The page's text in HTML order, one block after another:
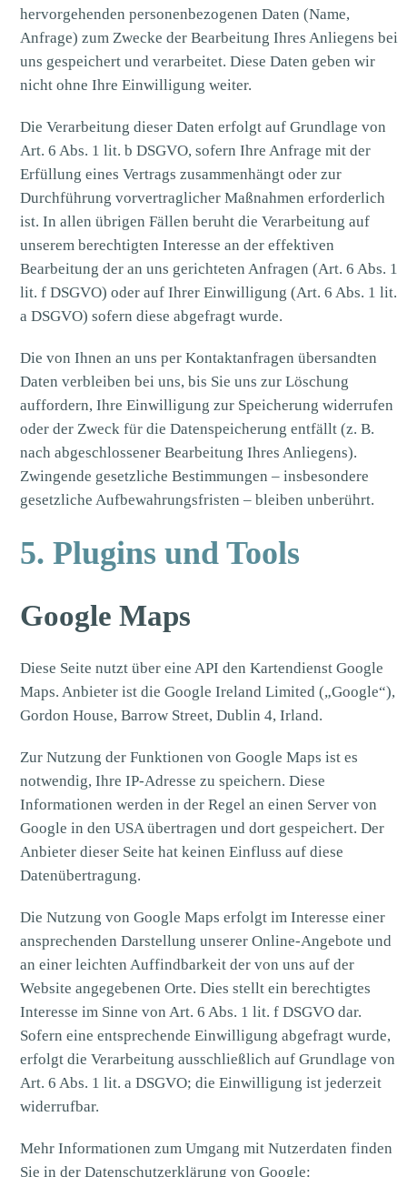
hervorgehenden personenbezogenen Daten (Name,
Anfrage) zum Zwecke der Bearbeitung Ihres Anliegens bei
uns gespeichert und verarbeitet. Diese Daten geben wir
nicht ohne Ihre Einwilligung weiter.
Die Verarbeitung dieser Daten erfolgt auf Grundlage von
Art. 6 Abs. 1 lit. b DSGVO, sofern Ihre Anfrage mit der
Erfüllung eines Vertrags zusammenhängt oder zur
Durchführung vorvertraglicher Maßnahmen erforderlich
ist. In allen übrigen Fällen beruht die Verarbeitung auf
unserem berechtigten Interesse an der effektiven
Bearbeitung der an uns gerichteten Anfragen (Art. 6 Abs. 1
lit. f DSGVO) oder auf Ihrer Einwilligung (Art. 6 Abs. 1 lit.
a DSGVO) sofern diese abgefragt wurde.
Die von Ihnen an uns per Kontaktanfragen übersandten
Daten verbleiben bei uns, bis Sie uns zur Löschung
auffordern, Ihre Einwilligung zur Speicherung widerrufen
oder der Zweck für die Datenspeicherung entfällt (z. B.
nach abgeschlossener Bearbeitung Ihres Anliegens).
Zwingende gesetzliche Bestimmungen – insbesondere
gesetzliche Aufbewahrungsfristen – bleiben unberührt.
5. Plugins und Tools
Google Maps
Diese Seite nutzt über eine API den Kartendienst Google
Maps. Anbieter ist die Google Ireland Limited („Google“),
Gordon House, Barrow Street, Dublin 4, Irland.
Zur Nutzung der Funktionen von Google Maps ist es
notwendig, Ihre IP-Adresse zu speichern. Diese
Informationen werden in der Regel an einen Server von
Google in den USA übertragen und dort gespeichert. Der
Anbieter dieser Seite hat keinen Einfluss auf diese
Datenübertragung.
Die Nutzung von Google Maps erfolgt im Interesse einer
ansprechenden Darstellung unserer Online-Angebote und
an einer leichten Auffindbarkeit der von uns auf der
Website angegebenen Orte. Dies stellt ein berechtigtes
Interesse im Sinne von Art. 6 Abs. 1 lit. f DSGVO dar.
Sofern eine entsprechende Einwilligung abgefragt wurde,
erfolgt die Verarbeitung ausschließlich auf Grundlage von
Art. 6 Abs. 1 lit. a DSGVO; die Einwilligung ist jederzeit
widerrufbar.
Mehr Informationen zum Umgang mit Nutzerdaten finden
Sie in der Datenschutzerklärung von Google: